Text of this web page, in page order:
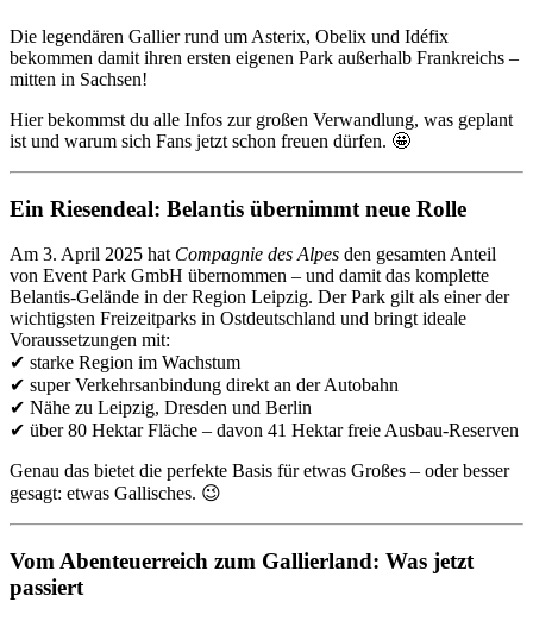
Die legendären Gallier rund um Asterix, Obelix und Idéfix
bekommen damit ihren ersten eigenen Park außerhalb Frankreichs –
mitten in Sachsen!
Hier bekommst du alle Infos zur großen Verwandlung, was geplant
ist und warum sich Fans jetzt schon freuen dürfen. 🤩
Ein Riesendeal: Belantis übernimmt neue Rolle
Am 3. April 2025 hat Compagnie des Alpes den gesamten Anteil
von Event Park GmbH übernommen – und damit das komplette
Belantis-Gelände in der Region Leipzig. Der Park gilt als einer der
wichtigsten Freizeitparks in Ostdeutschland und bringt ideale
Voraussetzungen mit:
✔ starke Region im Wachstum
✔ super Verkehrsanbindung direkt an der Autobahn
✔ Nähe zu Leipzig, Dresden und Berlin
✔ über 80 Hektar Fläche – davon 41 Hektar freie Ausbau-Reserven
Genau das bietet die perfekte Basis für etwas Großes – oder besser
gesagt: etwas Gallisches. 😉
Vom Abenteuerreich zum Gallierland: Was jetzt
passiert